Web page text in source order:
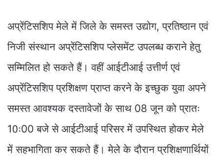
अप्रेंटिसशिप मेले में जिले के समस्त उद्योग, प्रतिष्ठान एवं
निजी संस्थान अप्रेंटिसशिप प्लेसमेंट उपलब्ध कराने हेतु
सम्मिलित हो सकते हैं। वहीं आईटीआई उत्तीर्ण एवं
अप्रेंटिसशिप प्रशिक्षण प्राप्त करने के इच्छुक युवा अपने
समस्त आवश्यक दस्तावेजों के साथ 08 जून को प्रातः
10ः00 बजे से आईटीआई परिसर में उपस्थित होकर मेले
में सहभागिता कर सकते हैं। मेले के दौरान प्रशिक्षणार्थियों